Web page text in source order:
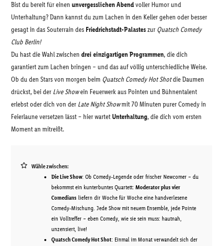
Bist du bereit für einen unvergesslichen Abendvoller Humor und
Unterhaltung? Dann kannst du zum Lachen in den Keller gehen oder besser
gesagt in das Souterrain des Friedrichstadt-Palasteszur Quatsch Comedy
Club Berlin!
Du hast die Wahl zwischen drei einzigartigen Programmen, die dich
garantiert zum Lachen bringen – und das auf völlig unterschiedliche Weise.
Ob du den Stars von morgen beim Quatsch Comedy Hot Shotdie Daumen
drückst, bei der Live Showein Feuerwerk aus Pointen und Bühnentalent
erlebst oder dich von der Late Night Showmit 70 Minuten purer Comedy in
Feierlaune versetzen lässt – hier wartet Unterhaltung, die dich vom ersten
Moment an mitreißt.
Wähle zwischen:
Die Live Show: Ob Comedy‑Legende oder frischer Newcomer – du
bekommst ein kunterbuntes Quartett: Moderator plus vier
Comedians liefern dir Woche für Woche eine handverlesene
Comedy‑Mischung. Jede Show mit neuem Ensemble, jede Pointe
ein Volltreffer – eben Comedy, wie sie sein muss: hautnah,
unzensiert, live!
Quatsch Comedy Hot Shot: Einmal im Monat verwandelt sich der